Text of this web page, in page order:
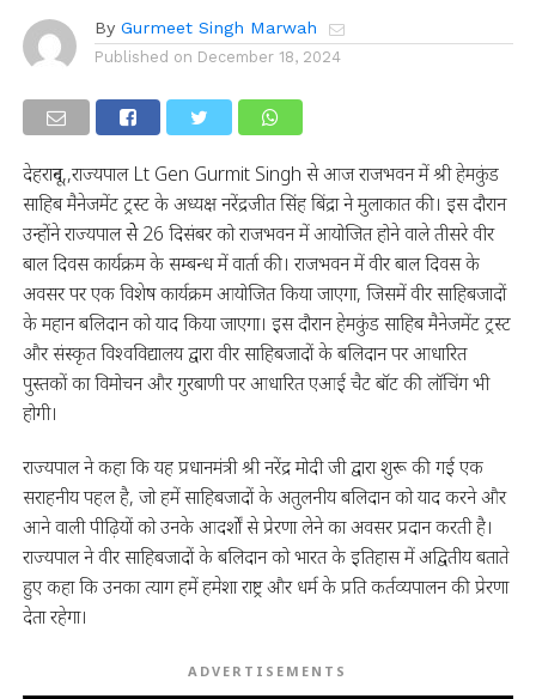
By Gurmeet Singh Marwah
Published on December 18, 2024
देहरादून,,राज्यपाल Lt Gen Gurmit Singh से आज राजभवन में श्री हेमकुंड
साहिब मैनेजमेंट ट्रस्ट के अध्यक्ष नरेंद्रजीत सिंह बिंद्रा ने मुलाकात की। इस दौरान
उन्होंने राज्यपाल सेे 26 दिसंबर को राजभवन में आयोजित होने वाले तीसरे वीर
बाल दिवस कार्यक्रम के सम्बन्ध में वार्ता की। राजभवन में वीर बाल दिवस के
अवसर पर एक विशेष कार्यक्रम आयोजित किया जाएगा, जिसमें वीर साहिबजादों
के महान बलिदान को याद किया जाएगा। इस दौरान हेमकुंड साहिब मैनेजमेंट ट्रस्ट
और संस्कृत विश्वविद्यालय द्वारा वीर साहिबजादों के बलिदान पर आधारित
पुस्तकों का विमोचन और गुरबाणी पर आधारित एआई चैट बॉट की लॉचिंग भी
होगी।
राज्यपाल ने कहा कि यह प्रधानमंत्री श्री नरेंद्र मोदी जी द्वारा शुरू की गई एक
सराहनीय पहल है, जो हमें साहिबजादों के अतुलनीय बलिदान को याद करने और
आने वाली पीढ़ियों को उनके आदर्शों से प्रेरणा लेने का अवसर प्रदान करती है।
राज्यपाल ने वीर साहिबजादों के बलिदान को भारत के इतिहास में अद्वितीय बताते
हुए कहा कि उनका त्याग हमें हमेशा राष्ट्र और धर्म के प्रति कर्तव्यपालन की प्रेरणा
देता रहेगा।
ADVERTISEMENTS